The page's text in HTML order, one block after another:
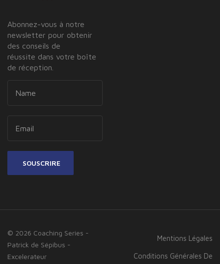
Abonnez-vous à notre
newsletter pour obtenir
des conseils de
réussite dans votre boîte
de réception.
SOUSCRIRE
© 2026 Coaching Series -
Patrick de Sépibus -
Excelerateur
Mentions Légales
Conditions Générales De